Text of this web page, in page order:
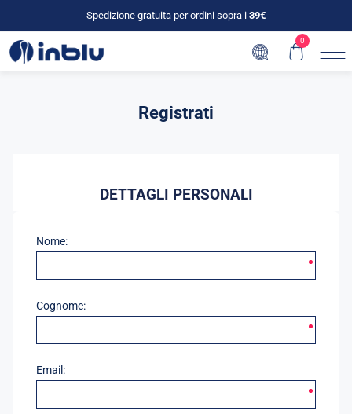
Spedizione gratuita per ordini sopra i 39€
0
Registrati
DETTAGLI PERSONALI
Nome:
Cognome:
Email: